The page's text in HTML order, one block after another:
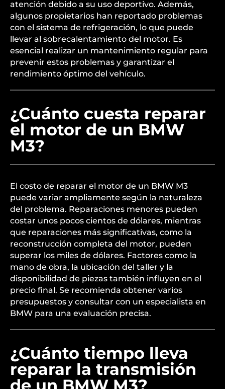
atención debido a su uso deportivo. Además,
algunos propietarios han reportado problemas
con el sistema de refrigeración, lo que puede
llevar al sobrecalentamiento del motor. Es
esencial realizar un mantenimiento regular para
prevenir estos problemas y garantizar el
rendimiento óptimo del vehículo.
¿Cuánto cuesta reparar
el motor de un BMW
M3?
El costo de reparar el motor de un BMW M3
puede variar ampliamente según la naturaleza
del problema. Reparaciones menores pueden
costar unos pocos cientos de dólares, mientras
que reparaciones más significativas, como la
reconstrucción completa del motor, pueden
superar los miles de dólares. Factores como la
mano de obra, la ubicación del taller y la
disponibilidad de piezas también influyen en el
precio final. Se recomienda obtener varios
presupuestos y consultar con un especialista en
BMW para una evaluación precisa.
¿Cuánto tiempo lleva
reparar la transmisión
de un BMW M3?